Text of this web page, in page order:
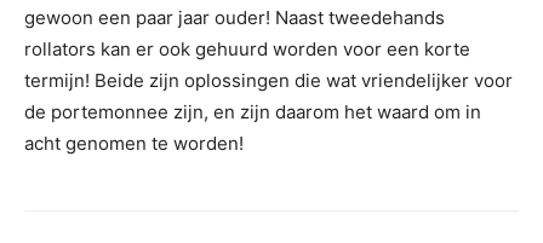
gewoon een paar jaar ouder! Naast tweedehands
rollators kan er ook gehuurd worden voor een korte
termijn! Beide zijn oplossingen die wat vriendelijker voor
de portemonnee zijn, en zijn daarom het waard om in
acht genomen te worden!